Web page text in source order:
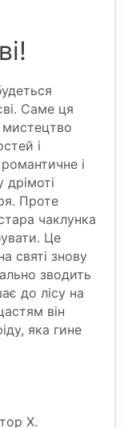
Саме ця
мистецтво
і
і
Проте
чаклунка
Це
святі знову
зводить
до лісу на
він
яка гине
Х.